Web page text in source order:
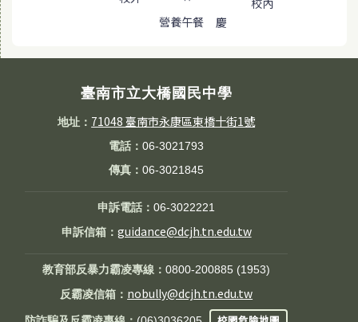
校內
營養午餐
慶
臺南市立大橋國民中學
地址： 71048 臺南市永康區東橋十街1號
電話：06-3021793
傳真：06-3021845
申訴電話：06-3022221
申訴信箱： guidance@dcjh.tn.edu.tw
教育部反暴力霸凌專線：0800-200885 (1953)
反霸凌信箱： nobully@dcjh.tn.edu.tw